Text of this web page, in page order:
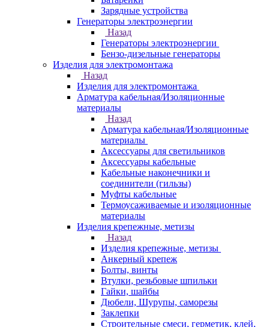
Зарядные устройства
Генераторы электроэнергии
Назад
Генераторы электроэнергии
Бензо-дизельные генераторы
Изделия для электромонтажа
Назад
Изделия для электромонтажа
Арматура кабельная/Изоляционные
материалы
Назад
Арматура кабельная/Изоляционные
материалы
Аксессуары для светильников
Аксессуары кабельные
Кабельные наконечники и
соединители (гильзы)
Муфты кабельные
Термоусаживаемые и изоляционные
материалы
Изделия крепежные, метизы
Назад
Изделия крепежные, метизы
Анкерный крепеж
Болты, винты
Втулки, резьбовые шпильки
Гайки, шайбы
Дюбели, Шурупы, саморезы
Заклепки
Строительные смеси, герметик, клей,